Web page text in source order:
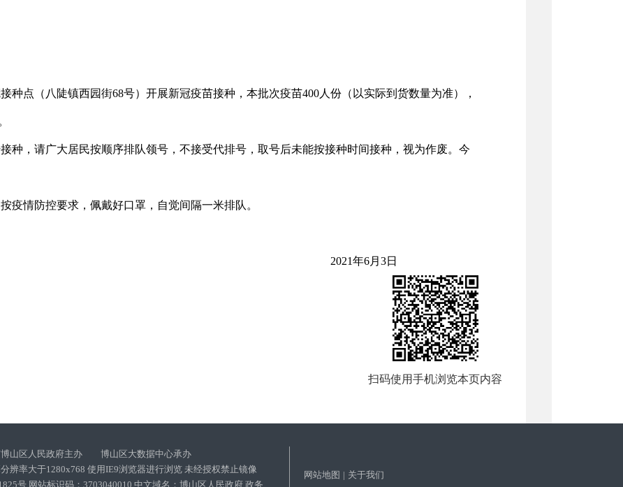
点（八陡镇西园街68号）开展新冠疫苗接种，本批次疫苗400人份（以实际到货数量为准），
，请广大居民按顺序排队领号，不接受代排号，取号后未能按接种时间接种，视为作废。今
情防控要求，佩戴好口罩，自觉间隔一米排队。
年6月3日
扫码使用手机浏览本页内容
博山区人民政府主办 博山区大数据中心承办
辨率大于1280x768 使用IE9浏览器进行浏览 未经授权禁止镜像
号 网站标识码：3703040010 中文域名：博山区人民政府.政务
网站地图 | 关于我们